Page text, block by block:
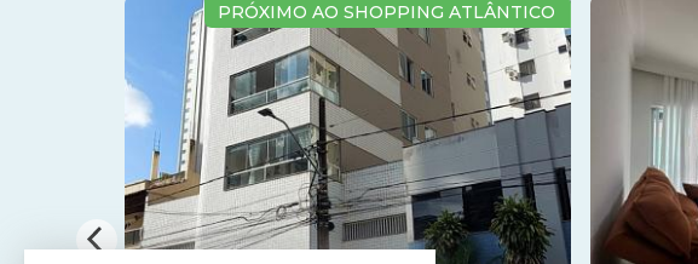
PRÓXIMO AO SHOPPING ATLÂNTICO